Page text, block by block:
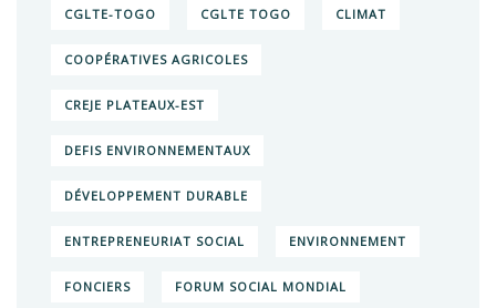
CGLTE-TOGO CGLTE TOGO CLIMAT
COOPÉRATIVES AGRICOLES
CREJE PLATEAUX-EST
DEFIS ENVIRONNEMENTAUX
DÉVELOPPEMENT DURABLE
ENTREPRENEURIAT SOCIAL ENVIRONNEMENT
FONCIERS FORUM SOCIAL MONDIAL